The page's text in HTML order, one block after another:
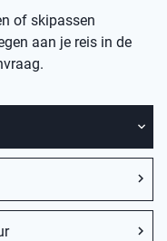
of skipassen
aan je reis in de